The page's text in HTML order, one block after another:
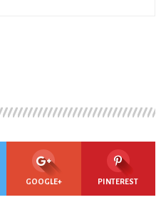
GOOGLE+ PINTEREST